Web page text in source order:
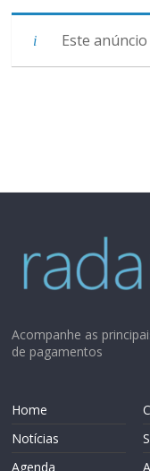
Este
Acompanhe as
de pagamentos
Home
Notícias
Agenda